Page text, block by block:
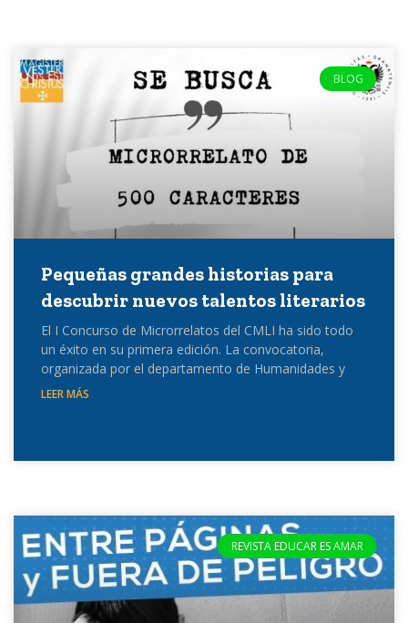
BLOG
Pequeñas grandes historias para
descubrir nuevos talentos literarios
El I Concurso de Microrrelatos del CMLI ha sido todo
un éxito en su primera edición. La convocatoria,
organizada por el departamento de Humanidades y
LEER MÁS
REVISTA EDUCAR ES AMAR